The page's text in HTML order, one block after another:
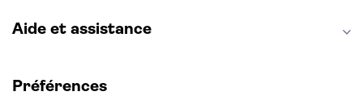
Aide et assistance
Préférences